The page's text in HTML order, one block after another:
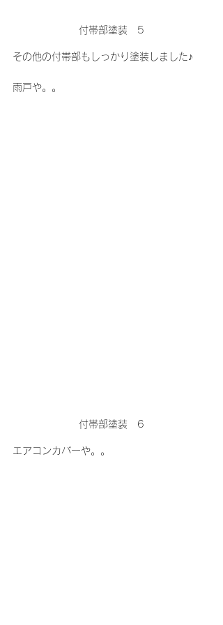
付帯部塗装　5
その他の付帯部もしっかり塗装しました♪
雨戸や。。
付帯部塗装　6
エアコンカバーや。。